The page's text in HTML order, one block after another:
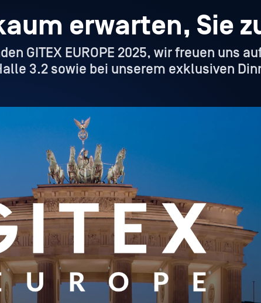
erwarten, Sie
GITEX EUROPE 2025, wir freuen uns
3.2 sowie bei unserem exklusiven